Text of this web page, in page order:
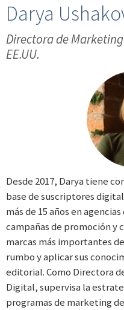
Darya
Directora de
EE.UU.
Desde 2017, Darya tiene
base de suscriptores
más de 15 años en
campañas de promoción y
marcas más importantes
rumbo y aplicar sus
editorial. Como Directora
Digital, supervisa la
programas de marketing